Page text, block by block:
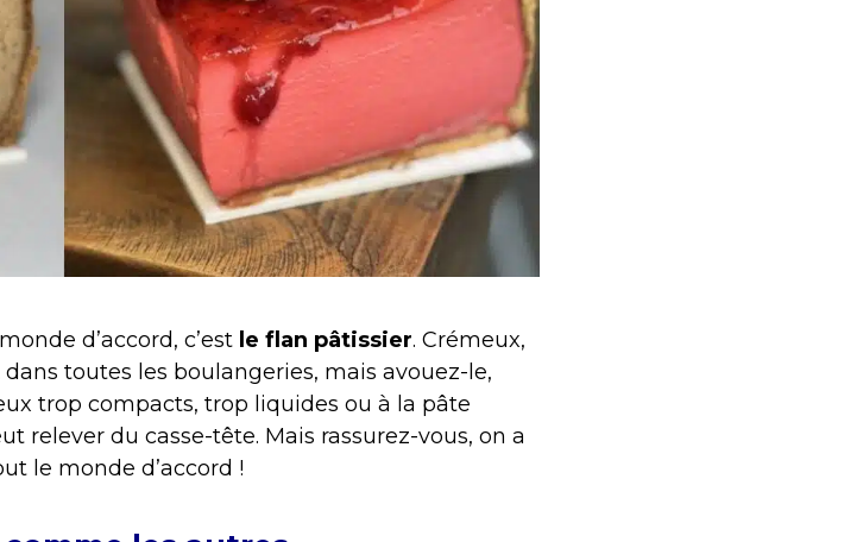
d’accord, c’est le flan pâtissier. Crémeux,
toutes les boulangeries, mais avouez-le,
trop compacts, trop liquides ou à la pâte
relever du casse-tête. Mais rassurez-vous, on a
le monde d’accord !